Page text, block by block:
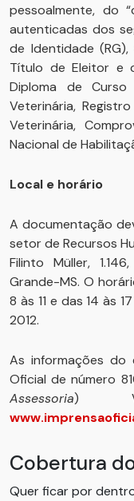
pessoalmente, do
autenticadas dos
de Identidade
Título de Eleitor e
Diploma de
Veterinária,
Veterinária,
Nacional de
Local e horário
A documentação
setor de Recursos
Filinto Müller,
Grande-MS. O
8 às 11 e das 14 às
2012.
As informações
Oficial de número
Assessoria)
Cobertura
Quer ficar por